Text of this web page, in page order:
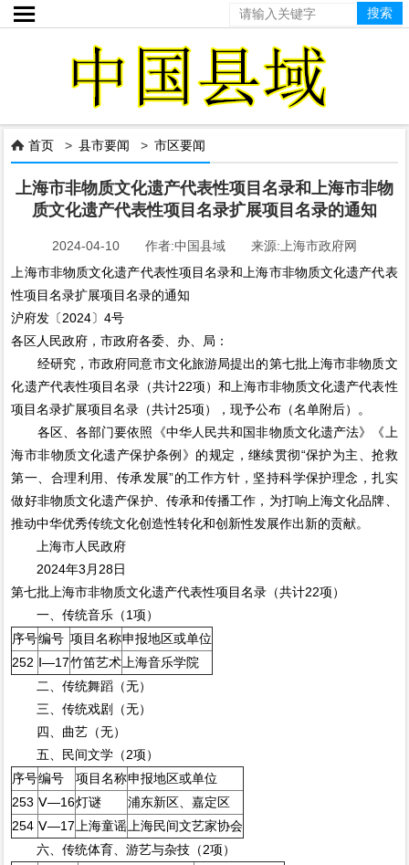

 首页 >县市要闻 >市区要闻
上海市非物质文化遗产代表性项目名录和上海市非物
质文化遗产代表性项目名录扩展项目名录的通知
2024-04-10 作者:中国县域 来源:上海市政府网
上海市非物质文化遗产代表性项目名录和上海市非物质文化遗产代表
性项目名录扩展项目名录的通知
沪府发〔2024〕4号
各区人民政府，市政府各委、办、局：
经研究，市政府同意市文化旅游局提出的第七批上海市非物质文
化遗产代表性项目名录（共计22项）和上海市非物质文化遗产代表性
项目名录扩展项目名录（共计25项），现予公布（名单附后）。
各区、各部门要依照《中华人民共和国非物质文化遗产法》《上
海市非物质文化遗产保护条例》的规定，继续贯彻“保护为主、抢救
第一、合理利用、传承发展”的工作方针，坚持科学保护理念，扎实
做好非物质文化遗产保护、传承和传播工作，为打响上海文化品牌、
推动中华优秀传统文化创造性转化和创新性发展作出新的贡献。
上海市人民政府
2024年3月28日
第七批上海市非物质文化遗产代表性项目名录（共计22项）
一、传统音乐（1项）
序号编号 项目名称申报地区或单位
252 Ⅰ—17竹笛艺术 上海音乐学院
二、传统舞蹈（无）
三、传统戏剧（无）
四、曲艺（无）
五、民间文学（2项）
序号编号 项目名称申报地区或单位
253 Ⅴ—16灯谜
浦东新区、嘉定区
254 Ⅴ—17 上海童谣 上海民间文艺家协会
六、传统体育、游艺与杂技（2项）